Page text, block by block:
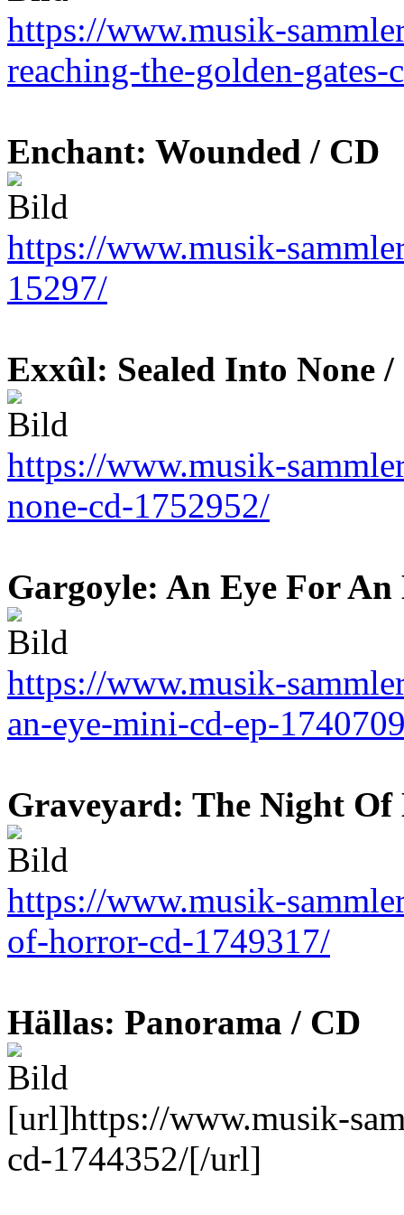
https://www.musik-
reaching-the-golden-gates-
Enchant: Wounded / CD
https://www.musik-
15297/
Exxûl: Sealed Into None /
https://www.musik-
none-cd-1752952/
Gargoyle: An Eye For
https://www.musik-
an-eye-mini-cd-ep-
Graveyard: The Night
https://www.musik-
of-horror-cd-1749317/
Hällas: Panorama / CD
[url]https://www.musik-
cd-1744352/[/url]